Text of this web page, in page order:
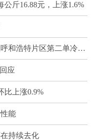
公斤16.88元，上涨1.6%
中国（内蒙古）自由贸易试验区呼和浩特片区第二单冷冻猪肉发往蒙古国
应
比上涨0.9%
能
持续去化